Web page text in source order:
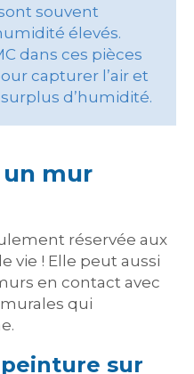
souvent
élevés.
dans ces pièces
capturer l’air et
d’humidité.
mur
réservée aux
vie ! Elle peut aussi
en contact avec
murales qui
sur